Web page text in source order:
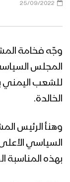
25/09/2022
وجّه فخامة
المجلس
الخالدة.
وهنأ الرئيس
السياسي
بهذه المناسبة